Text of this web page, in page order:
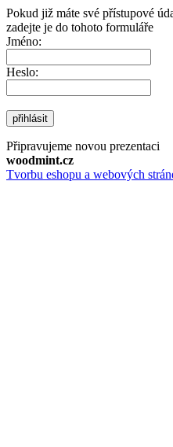
Pokud již máte své přístupové
zadejte je do tohoto formuláře
Jméno:
Heslo:
přihlásit
Připravujeme novou prezentaci
woodmint.cz
Tvorbu eshopu a webových